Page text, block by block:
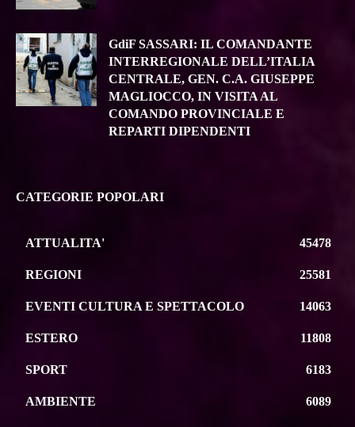
GdiF SASSARI: IL COMANDANTE
INTERREGIONALE DELL’ITALIA
CENTRALE, GEN. C.A. GIUSEPPE
MAGLIOCCO, IN VISITA AL
COMANDO PROVINCIALE E
REPARTI DIPENDENTI
CATEGORIE POPOLARI
ATTUALITA' 45478
REGIONI 25581
EVENTI CULTURA E SPETTACOLO 14063
ESTERO 11808
SPORT 6183
AMBIENTE 6089